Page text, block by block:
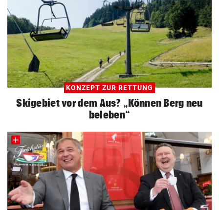
KONZEPT ZUR RETTUNG
Skigebiet vor dem Aus? „Können Berg neu
beleben“